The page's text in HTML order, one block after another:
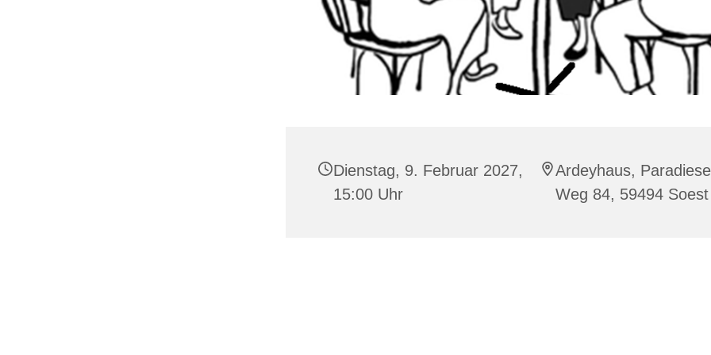
Dienstag, 9. Februar 2027,
15:00 Uhr
Ardeyhaus,
Weg 84, 59494 Soest